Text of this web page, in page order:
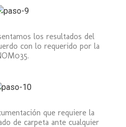
los resultados del
con lo requerido por la
que requiere la
de carpeta ante cualquier